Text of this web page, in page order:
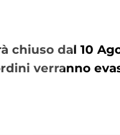
chiuso dal 10
verranno